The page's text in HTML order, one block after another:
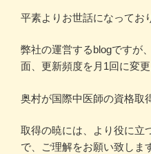
平素よりお世話になってお
弊社の運営するblogですが
面、更新頻度を月1回に変更
奥村が国際中医師の資格取
取得の暁には、より役に立
で、ご理解をお願い致しま